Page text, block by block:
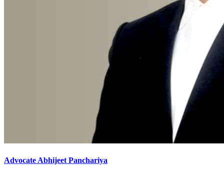
Advocate Abhijeet Panchariya